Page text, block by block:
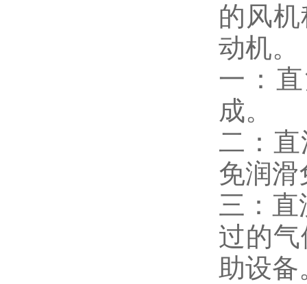
的风
动机。
一：
成。
二：
免润滑
三：
过的
助设备